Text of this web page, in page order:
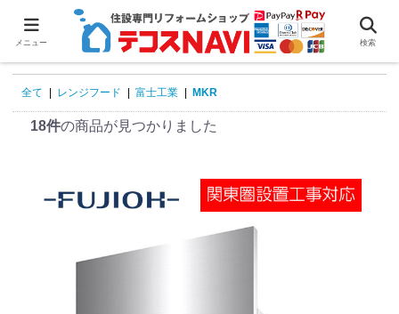
全て レンジフード 富士工業 MKR
18件の商品が見つかりました
メニュー 検索